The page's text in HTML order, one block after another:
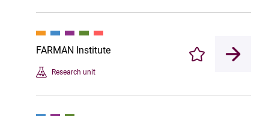
FARMAN Institute
Research unit
Enregistrer